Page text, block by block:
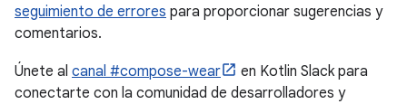
seguimiento de errores para proporcionar sugerencias y
comentarios.
Únete al canal #compose-wear
en Kotlin Slack para
conectarte con la comunidad de desarrolladores y